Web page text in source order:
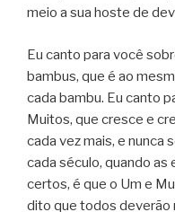
meio a sua hoste de
Eu canto para você
bambus, que é ao
cada bambu. Eu canto
Muitos, que cresce e
cada vez mais, e nunca
cada século, quando as
certos, é que o Um e
dito que todos deverão